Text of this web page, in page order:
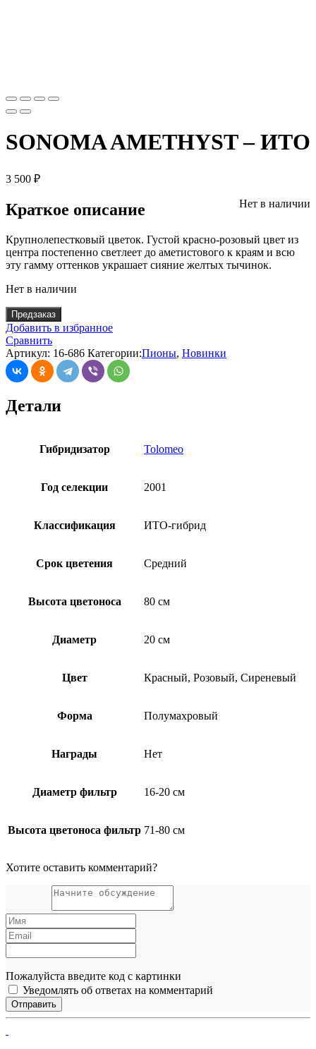
SONOMA AMETHYST – ИТО
3 500 ₽
Нет в наличии
Краткое описание
Крупнолепестковый цветок. Густой красно-розовый цвет из
центра постепенно светлеет до аметистового к краям и всю
эту гамму оттенков украшает сияние желтых тычинок.
Нет в наличии
Предзаказ
Добавить в избранное
Сравнить
Артикул: 16-686 Категории:Пионы, Новинки
Детали
Гибридизатор Tolomeo
Год селекции 2001
Классификация ИТО-гибрид
Срок цветения Средний
Высота цветоноса 80 см
Диаметр 20 см
Цвет Красный, Розовый, Сиреневый
Форма Полумахровый
Награды Нет
Диаметр фильтр 16-20 см
Высота цветоноса фильтр 71-80 см
Хотите оставить комментарий?
Пожалуйста введите код с картинки
Уведомлять об ответах на комментарий